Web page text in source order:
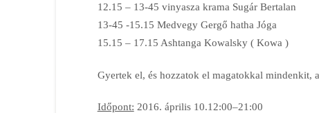
12.15 – 13-45 vinyasza krama Sugár Bertalan
13-45 -15.15 Medvegy Gergő hatha Jóga
15.15 – 17.15 Ashtanga Kowalsky ( Kowa )
Gyertek el, és hozzatok el magatokkal mindenkit,
Időpont: 2016. április 10.12:00–21:00